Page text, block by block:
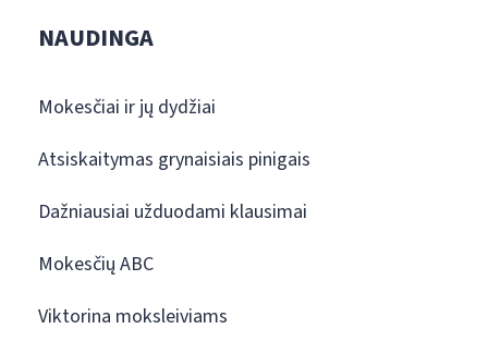
NAUDINGA
Mokesčiai ir jų dydžiai
Atsiskaitymas grynaisiais pinigais
Dažniausiai užduodami klausimai
Mokesčių ABC
Viktorina moksleiviams